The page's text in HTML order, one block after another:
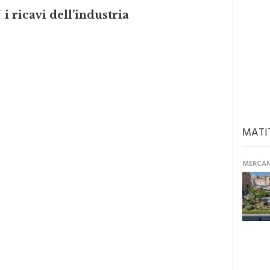
i ricavi dell’industria